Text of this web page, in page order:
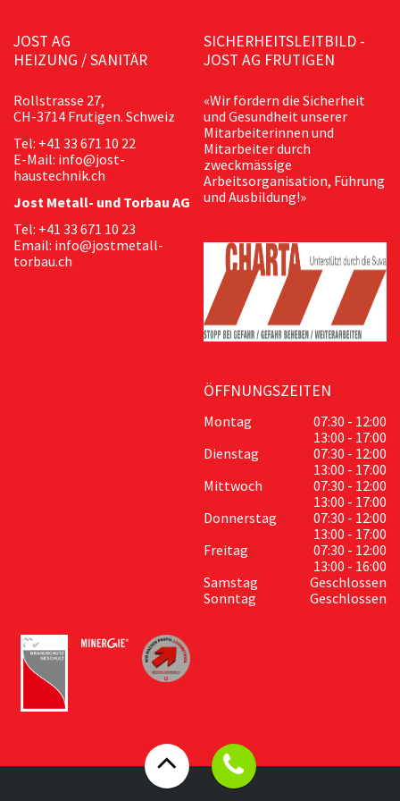
JOST AG
HEIZUNG / SANITÄR
Rollstrasse 27,
CH-3714 Frutigen. Schweiz
Tel: +41 33 671 10 22
E-Mail: info@jost-
haustechnik.ch
Jost Metall- und Torbau AG
Tel: +41 33 671 10 23
Email: info@jostmetall-
torbau.ch
SICHERHEITSLEITBILD -
JOST AG FRUTIGEN
«Wir fördern die Sicherheit
und Gesundheit unserer
Mitarbeiterinnen und
Mitarbeiter durch
zweckmässige
Arbeitsorganisation, Führung
und Ausbildung!»
ÖFFNUNGSZEITEN
Montag
07:30 - 12:00
13:00 - 17:00
Dienstag
07:30 - 12:00
13:00 - 17:00
Mittwoch
07:30 - 12:00
13:00 - 17:00
Donnerstag
07:30 - 12:00
13:00 - 17:00
Freitag
07:30 - 12:00
13:00 - 16:00
Samstag
Geschlossen
Sonntag
Geschlossen